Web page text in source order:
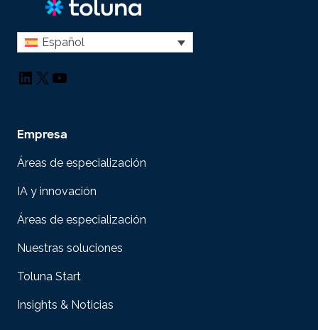
Español
LinkedIn
X YouTube
Empresa
Áreas de especialización
IA y innovación
Áreas de especialización
Nuestras soluciones
Toluna Start
Insights & Noticias